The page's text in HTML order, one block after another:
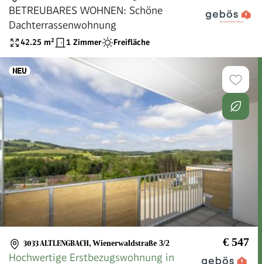
BETREUBARES WOHNEN: Schöne
Dachterrassenwohnung
42.25 m² 1 Zimmer Freifläche
3033 ALTLENGBACH, Wienerwaldstraße 3/2 € 547
Hochwertige Erstbezugswohnung in